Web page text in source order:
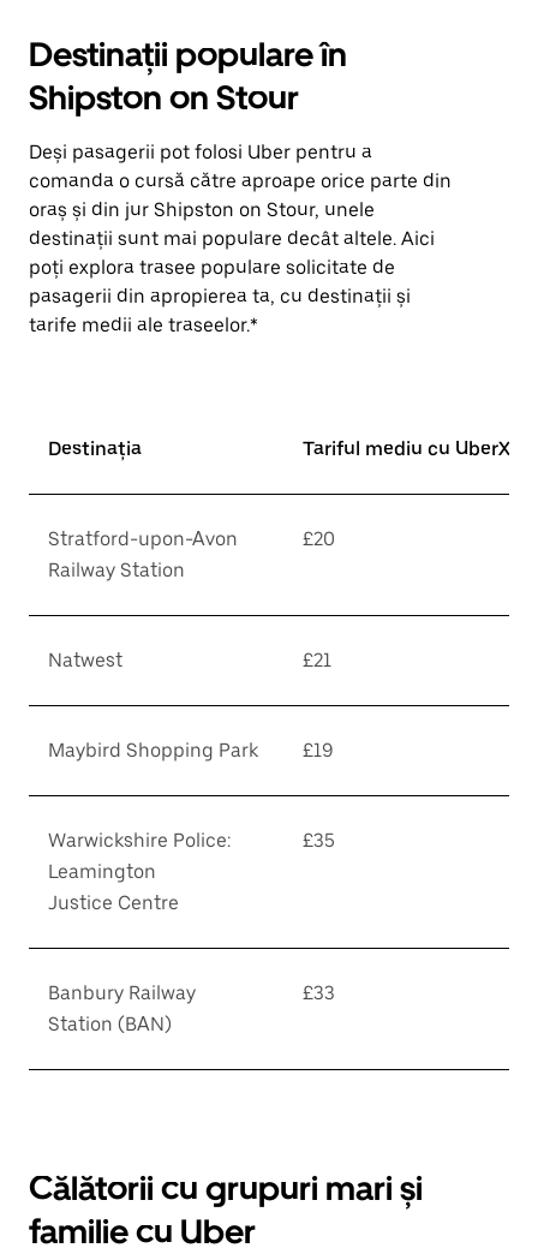
Destinații populare în
Shipston on Stour
Deși pasagerii pot folosi Uber pentru a
comanda o cursă către aproape orice parte din
oraș și din jur Shipston on Stour, unele
destinații sunt mai populare decât altele. Aici
poți explora trasee populare solicitate de
pasagerii din apropierea ta, cu destinații și
tarife medii ale traseelor.*
Destinația Tariful mediu cu UberX*
Stratford-upon-Avon
Railway Station
£20
Natwest £21
Maybird Shopping Park £19
Warwickshire Police:
Leamington
Justice Centre
£35
Banbury Railway
Station (BAN)
£33
Călătorii cu grupuri mari și
familie cu Uber